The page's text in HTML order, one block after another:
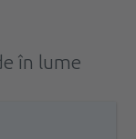
în lume